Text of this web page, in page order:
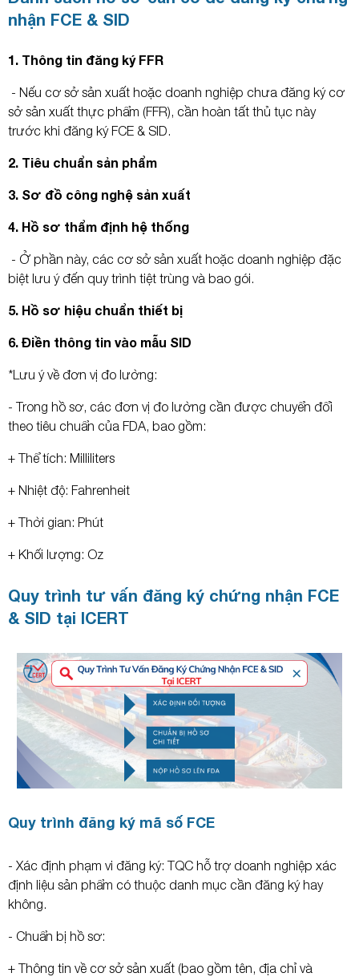
nhận FCE & SID
1. Thông tin đăng ký FFR
- Nếu cơ sở sản xuất hoặc doanh nghiệp chưa đăng ký cơ
sở sản xuất thực phẩm (FFR), cần hoàn tất thủ tục này
trước khi đăng ký FCE & SID.
2. Tiêu chuẩn sản phẩm
3. Sơ đồ công nghệ sản xuất
4. Hồ sơ thẩm định hệ thống
- Ở phần này, các cơ sở sản xuất hoặc doanh nghiệp đặc
biệt lưu ý đến quy trình tiệt trùng và bao gói.
5. Hồ sơ hiệu chuẩn thiết bị
6. Điền thông tin vào mẫu SID
*Lưu ý về đơn vị đo lường:
- Trong hồ sơ, các đơn vị đo lường cần được chuyển đổi
theo tiêu chuẩn của FDA, bao gồm:
+ Thể tích: Milliliters
+ Nhiệt độ: Fahrenheit
+ Thời gian: Phút
+ Khối lượng: Oz
Quy trình tư vấn đăng ký chứng nhận FCE
& SID tại ICERT
Quy trình đăng ký mã số FCE
- Xác định phạm vi đăng ký: TQC hỗ trợ doanh nghiệp xác
định liệu sản phẩm có thuộc danh mục cần đăng ký hay
không.
- Chuẩn bị hồ sơ:
+ Thông tin về cơ sở sản xuất (bao gồm tên, địa chỉ và